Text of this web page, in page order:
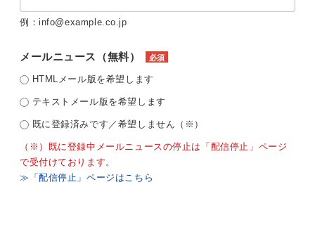
例：info@example.co.jp
メールニュース（無料） 必須
HTMLメール版を希望します
テキストメール版を希望します
既に登録済みです／希望しません（※）
（※）既に登録中メールニュースの停止は「配信停止」ページ
で受付けております。
≫「配信停止」ページはこちら